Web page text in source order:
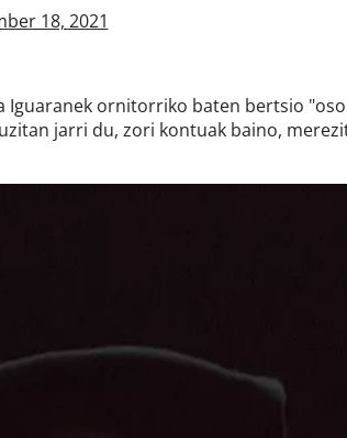
18, 2021
Iguaranek ornitorriko baten bertsio
jarri du, zori kontuak baino,